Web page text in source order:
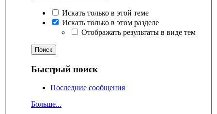
Искать только в этой теме
Искать только в этом разделе
Отображать результаты в виде тем
Быстрый поиск
Последние сообщения
Больше...